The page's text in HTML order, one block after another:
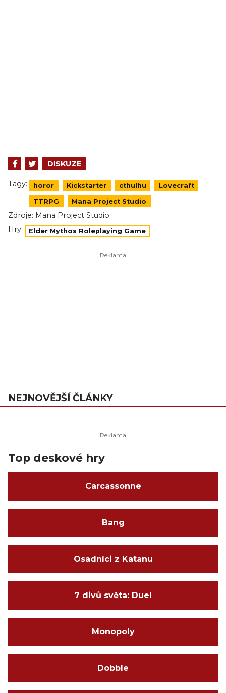
DISKUZE
Tagy: horor Kickstarter cthulhu Lovecraft
TTRPG Mana Project Studio
Zdroje: Mana Project Studio
Hry:
Elder Mythos Roleplaying Game
NEJNOVĚJŠÍ ČLÁNKY
Top deskové hry
Carcassonne
Bang
Osadníci z Katanu
7 divů světa: Duel
Monopoly
Dobble